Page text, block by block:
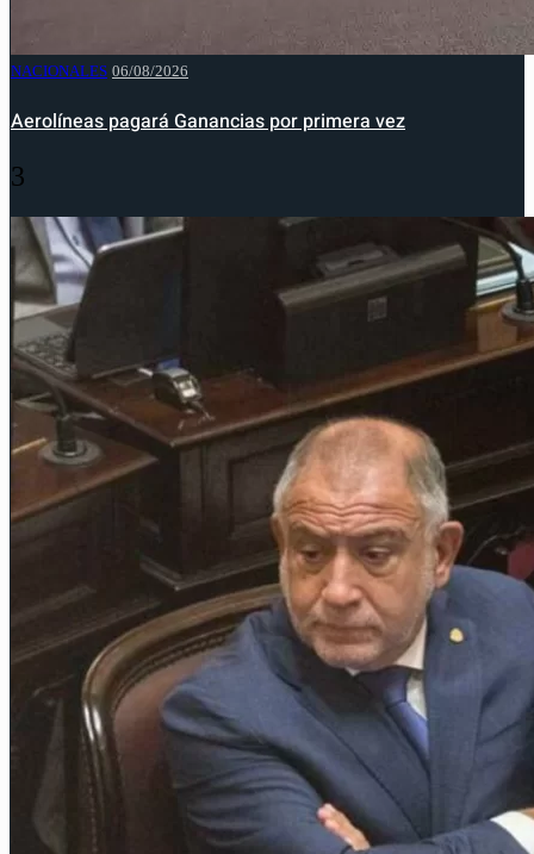
NACIONALES 06/08/2026
Aerolíneas pagará Ganancias por primera vez
3